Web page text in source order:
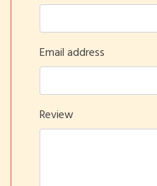
Email address
Review